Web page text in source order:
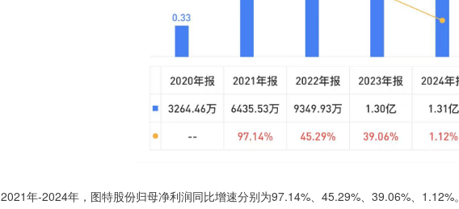
2021年-2024年，图特股份归母净利润同比增速分别为97.14%、45.29%、39.06%、1.12%。